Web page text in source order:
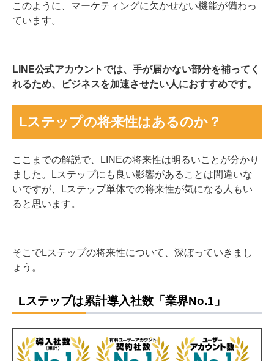
このように、マーケティングに欠かせない機能が備わっ
ています。
LINE公式アカウントでは、手が届かない部分を補ってく
れるため、ビジネスを加速させたい人におすすめです。
Lステップの将来性はあるのか？
ここまでの解説で、LINEの将来性は明るいことが分かり
ました。Lステップにも良い影響があることは間違いな
いですが、Lステップ単体での将来性が気になる人もい
ると思います。
そこでLステップの将来性について、深ぼっていきまし
ょう。
Lステップは累計導入社数「業界No.1」